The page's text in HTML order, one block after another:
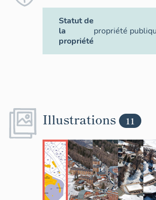
Statut de
la
propriété
propriété
Illustrations 11